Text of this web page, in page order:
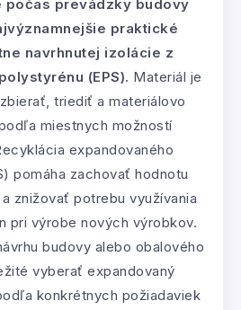
počas prevádzky budovy
praktické
navrhnutej izolácie z
(EPS). Materiál je
triediť a materiálovo
miestnych možností
expandovaného
pomáha zachovať hodnotu
znižovať potrebu využívania
pri výrobe nových výrobkov.
budovy alebo obalového
vyberať expandovaný
konkrétnych požiadaviek